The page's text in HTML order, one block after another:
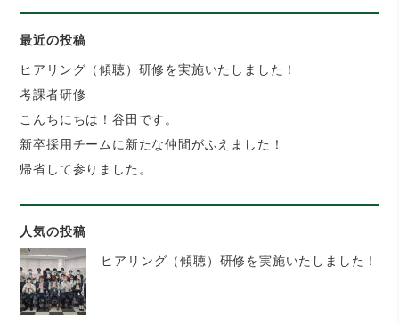
最近の投稿
ヒアリング（傾聴）研修を実施いたしました！
考課者研修
こんちにちは！谷田です。
新卒採用チームに新たな仲間がふえました！
帰省して参りました。
人気の投稿
ヒアリング（傾聴）研修を実施いたしました！